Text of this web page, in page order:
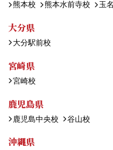
熊本校 熊本水前寺校 玉
大分県
大分駅前校
宮崎県
宮崎校
鹿児島県
鹿児島中央校 谷山校
沖縄県